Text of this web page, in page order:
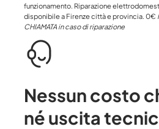
funzionamento. Riparazione
disponibile a Firenze città e provincia. 0€
CHIAMATA in caso di riparazione
Nessun costo
né uscita